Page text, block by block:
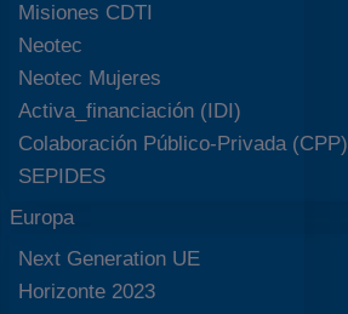
Misiones CDTI
Neotec
Neotec Mujeres
Activa_financiación (IDI)
Colaboración Público-Privada (CPP)
SEPIDES
Europa
Next Generation UE
Horizonte 2023